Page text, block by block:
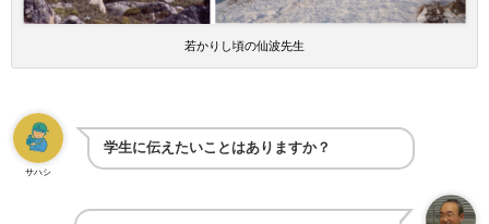
若かりし頃の仙波先生
サハシ
学生に伝えたいことはありますか？